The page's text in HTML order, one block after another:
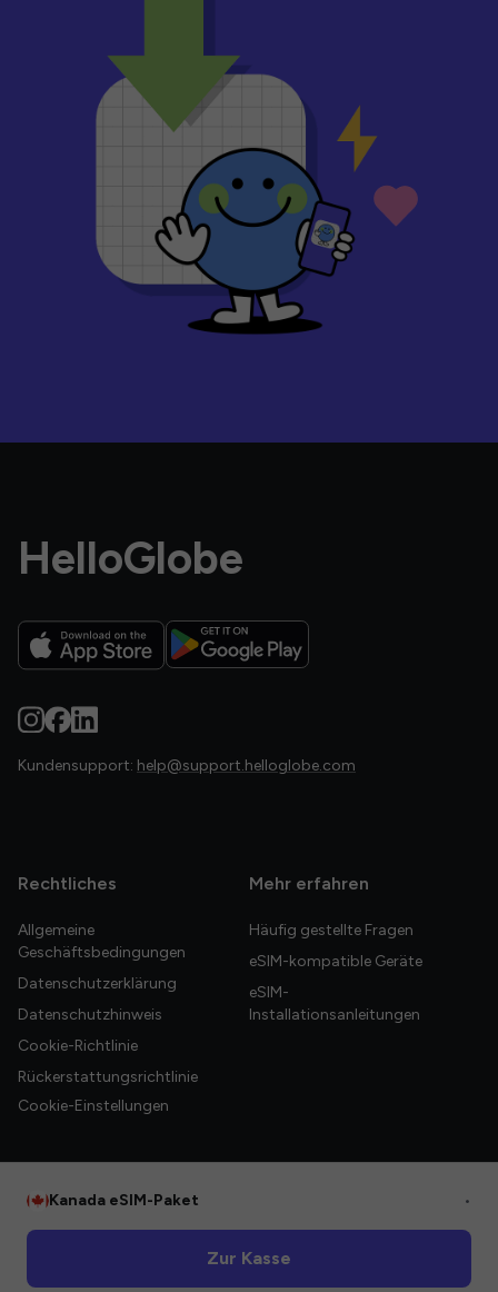
HelloGlobe
Kundensupport: help@support.helloglobe.com
Rechtliches
Allgemeine
Geschäftsbedingungen
Datenschutzerklärung
Datenschutzhinweis
Cookie-Richtlinie
Rückerstattungsrichtlinie
Cookie-Einstellungen
Mehr erfahren
Häufig gestellte Fragen
eSIM-kompatible Geräte
eSIM-
Installationsanleitungen
Kanada eSIM-Paket •
Zur Kasse